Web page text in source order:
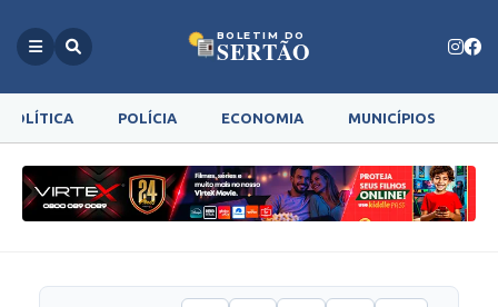
BOLETIM DO
SERTÃO
POLÍTICA POLÍCIA ECONOMIA MUNICÍPIOS